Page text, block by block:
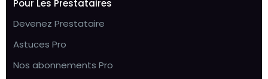
Pour Les Prestataires
Devenez Prestataire
Astuces Pro
Nos abonnements Pro